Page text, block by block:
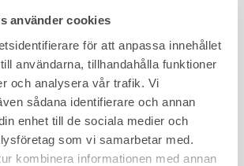
använder cookies
för att anpassa innehållet
användarna, tillhandahålla funktioner
och analysera vår trafik. Vi
sådana identifierare och annan
enhet till de sociala medier och
som vi samarbetar med.
kombinera informationen med annan